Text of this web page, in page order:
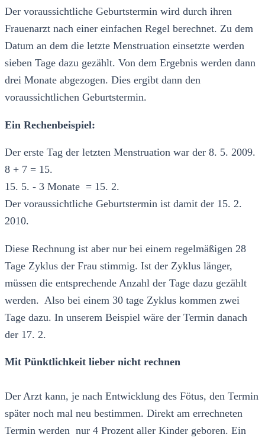
Der voraussichtliche Geburtstermin wird durch ihren
Frauenarzt nach einer einfachen Regel berechnet. Zu dem
Datum an dem die letzte Menstruation einsetzte werden
sieben Tage dazu gezählt. Von dem Ergebnis werden dann
drei Monate abgezogen. Dies ergibt dann den
voraussichtlichen Geburtstermin.
Ein Rechenbeispiel:
Der erste Tag der letzten Menstruation war der 8. 5. 2009.
8 + 7 = 15.
15. 5. - 3 Monate = 15. 2.
Der voraussichtliche Geburtstermin ist damit der 15. 2.
2010.
Diese Rechnung ist aber nur bei einem regelmäßigen 28
Tage Zyklus der Frau stimmig. Ist der Zyklus länger,
müssen die entsprechende Anzahl der Tage dazu gezählt
werden. Also bei einem 30 tage Zyklus kommen zwei
Tage dazu. In unserem Beispiel wäre der Termin danach
der 17. 2.
Mit Pünktlichkeit lieber nicht rechnen
Der Arzt kann, je nach Entwicklung des Fötus, den Termin
später noch mal neu bestimmen. Direkt am errechneten
Termin werden nur 4 Prozent aller Kinder geboren. Ein